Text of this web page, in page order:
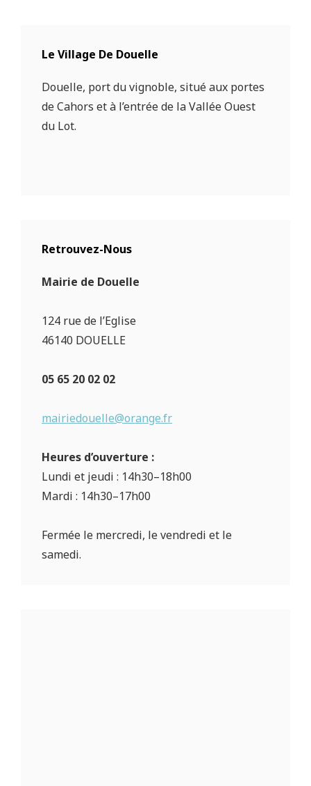
Le Village De Douelle
Douelle, port du vignoble, situé aux portes
de Cahors et à l’entrée de la Vallée Ouest
du Lot.
Retrouvez-Nous
Mairie de Douelle
124 rue de l’Eglise
46140 DOUELLE
05 65 20 02 02
mairiedouelle@orange.fr
Heures d’ouverture :
Lundi et jeudi : 14h30–18h00
Mardi : 14h30–17h00
Fermée le mercredi, le vendredi et le
samedi.